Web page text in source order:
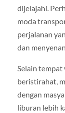
dijelajahi.
moda
perjalanan
dan
Selain
beristirahat,
dengan
liburan lebih